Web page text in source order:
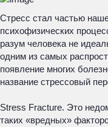
Стресс стал частью
психофизических
разум человека не
одним из самых
появление многих
название стрессовый
Stress Fracture. Это
таких «вредных»